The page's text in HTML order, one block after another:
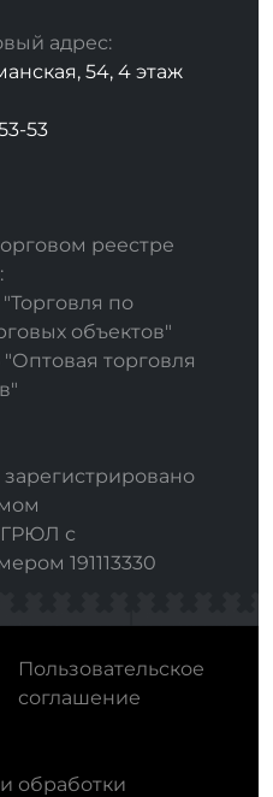
адрес:
54, 4 этаж
53
реестре
по
объектов"
торговля
с
191113330
Пользовательское
соглашение
обработки